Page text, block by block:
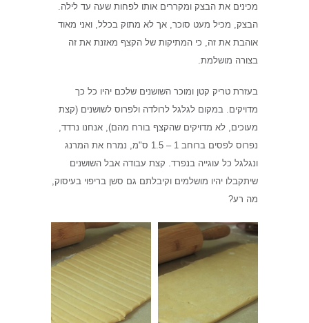
מכינים את הבצק ומקררים אותו לפחות שעה עד לילה.
הבצק, מכיל מעט סוכר, אך לא מתוק בכלל, ואני מאוד
אוהבת את זה, כי המתיקות של הקצף מאזנת את זה
בצורה מושלמת.
בעזרת טריק קטן ומוכר השושנים שלכם יהיו כל כך
מדויקים. במקום לגלגל לרולדה ולפרוס לשושנים (קצת
מעוכים, לא מדויקים שהקצף בורח מהם), אנחנו נרדד,
נפרוס לפסים ברוחב 1 – 1.5 ס"מ, נמרח את המרנג
ונגלגל כל עוגייה בנפרד. קצת עבודה אבל השושנים
שיתקבלו יהיו מושלמים וקיבלתם גם סשן בריפוי בעיסוק,
מה רע?